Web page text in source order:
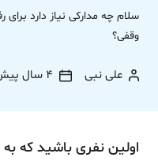
سلام چه مدارکی نیاز دارد
وقفی؟
علی نبی 4 سال پیش
اولین نفری باشید که